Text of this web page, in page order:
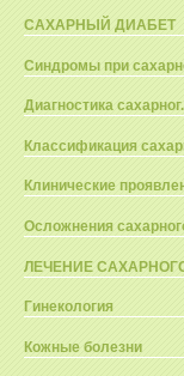
САХАРНЫЙ ДИАБЕТ
Синдромы при
Диагностика
Классификация
Клинические
Осложнения
ЛЕЧЕНИЕ
Гинекология
Кожные болезни